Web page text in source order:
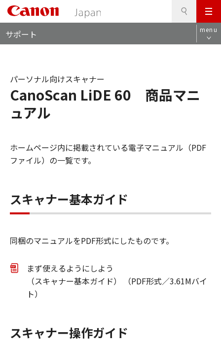
メ
ニ
ュ
サポート menu
CanoScan LiDE 60 商品マニ
ュアル
パーソナル向けスキャナー
ホームページ内に掲載されている電子マニュアル（PDF
ファイル）の一覧です。
スキャナー基本ガイド
同梱のマニュアルをPDF形式にしたものです。
まず使えるようにしよう
（スキャナー基本ガイド） （PDF形式／3.61Mバイ
ト）
スキャナー操作ガイド